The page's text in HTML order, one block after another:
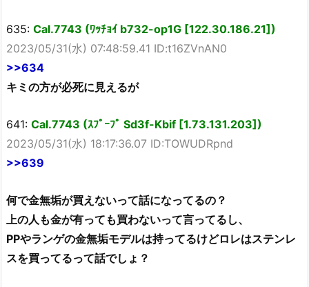
635: Cal.7743 (ﾜｯﾁｮｲ b732-op1G [122.30.186.21])
2023/05/31(水) 07:48:59.41 ID:t16ZVnAN0
>>634
キミの方が必死に見えるが
641: Cal.7743 (ｽﾌﾟｰﾌﾟ Sd3f-Kbif [1.73.131.203])
2023/05/31(水) 18:17:36.07 ID:TOWUDRpnd
>>639
何で金無垢が買えないって話になってるの？
上の人も金が有っても買わないって言ってるし、
PPやランゲの金無垢モデルは持ってるけどロレはステンレ
スを買ってるって話でしょ？